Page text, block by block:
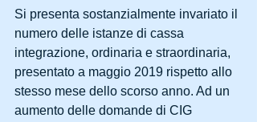
Si presenta sostanzialmente invariato il
numero delle istanze di cassa
integrazione, ordinaria e straordinaria,
presentato a maggio 2019 rispetto allo
stesso mese dello scorso anno. Ad un
aumento delle domande di CIG